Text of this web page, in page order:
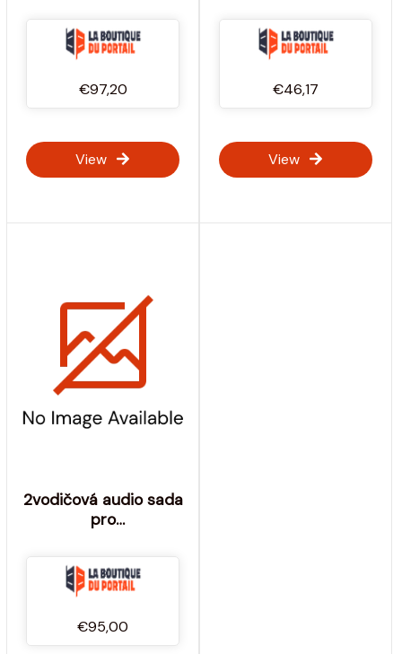
Lrs2035 Seav -
Výrobce: SEAV
€97,20
View
Výrobce: MARANTEC
MFZ OVITOR
€46,17
View
2vodičová audio sada
pro
montáž 1 hovor
€95,00